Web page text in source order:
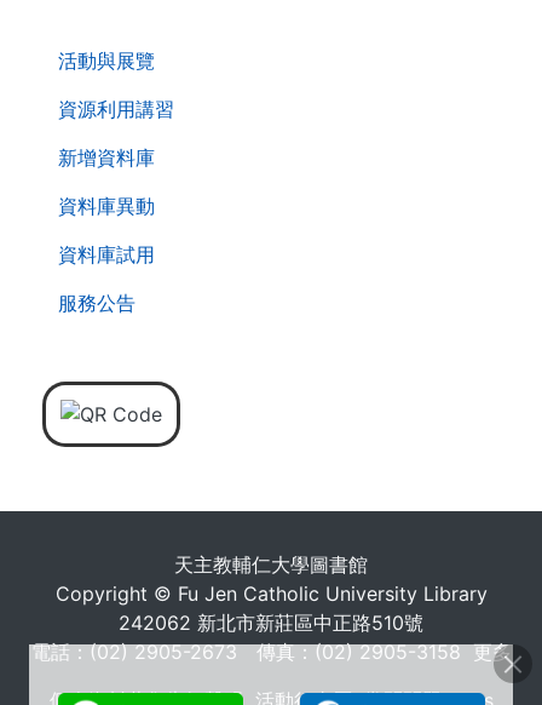
活動與展覽
資源利用講習
新增資料庫
資料庫異動
資料庫試用
服務公告
天主教輔仁大學圖書館
Copyright © Fu Jen Catholic University Library
242062 新北市新莊區中正路510號
電話：(02) 2905-2673 傳真：(02) 2905-3158更多
個人資料蒐集告知聲明 活動行事曆 常問問題 FAQs